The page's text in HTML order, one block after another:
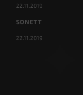
22.11.2019
SONETT
22.11.2019